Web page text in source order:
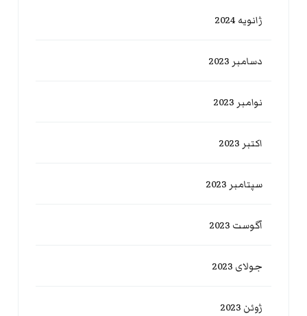
ژانویه 2024
دسامبر 2023
نوامبر 2023
اکتبر 2023
سپتامبر 2023
آگوست 2023
جولای 2023
ژوئن 2023